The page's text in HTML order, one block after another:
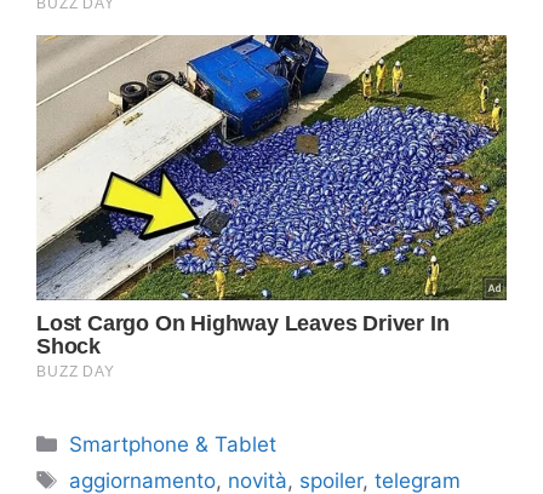
Categorie
Smartphone & Tablet
Tag
aggiornamento, novità, spoiler,telegram